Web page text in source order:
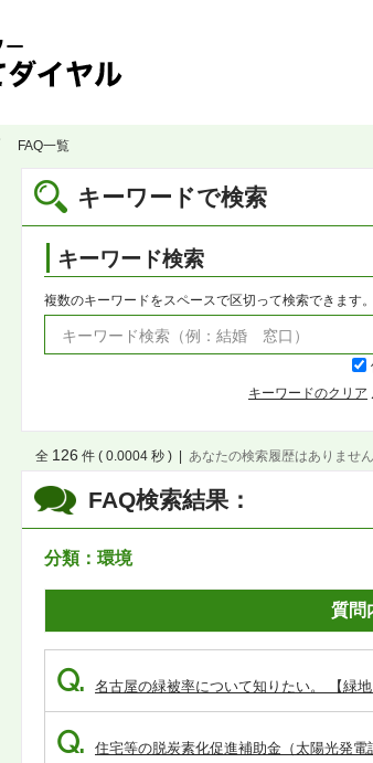
FAQ一覧
キーワードで検索
キーワード検索
複数のキーワードをスペースで区切って検索できます。
キーワードのクリア
FAQ検索結果：
分類：環境
全 126 件 ( 0.0004 秒 ) あなたの検索履歴はありません
質問
Q. 名古屋の緑被率について知りたい。 【緑地
Q.
住宅等の脱炭素化促進補助金（太陽光発